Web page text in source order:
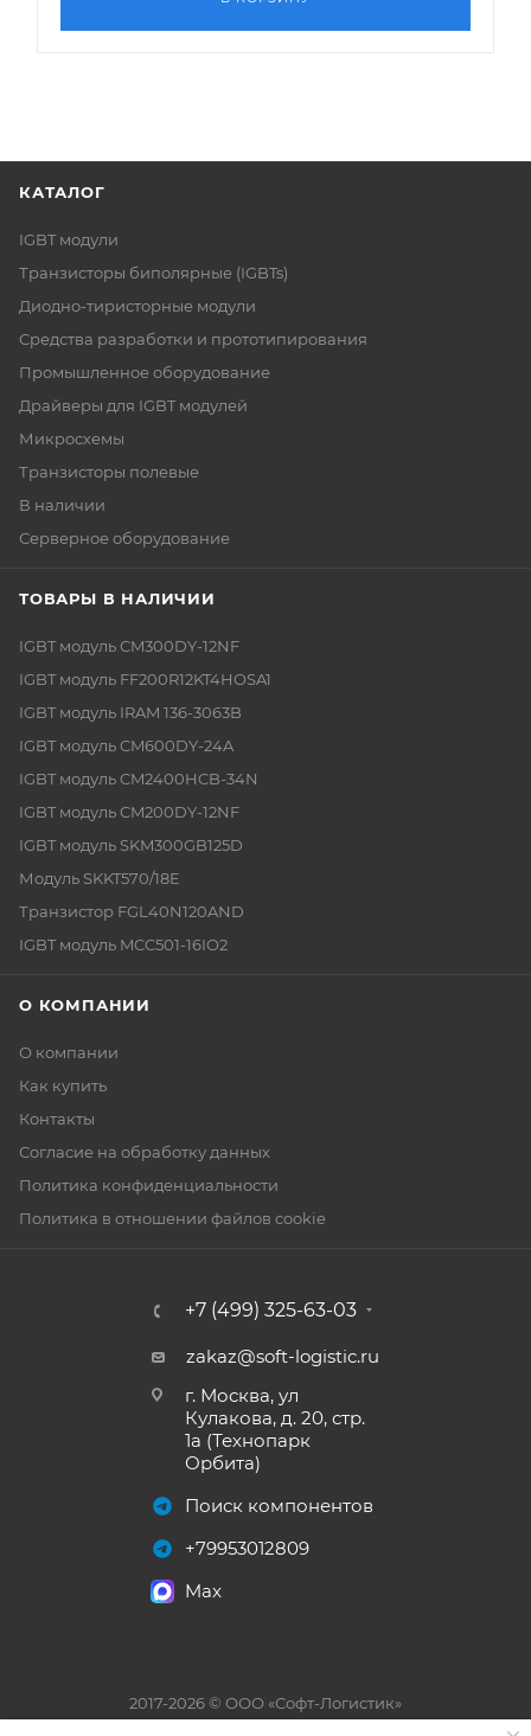
КАТАЛОГ
IGBT модули
Транзисторы биполярные (IGBTs)
Диодно-тиристорные модули
Средства разработки и прототипирования
Промышленное оборудование
Драйверы для IGBT модулей
Микросхемы
Транзисторы полевые
В наличии
Серверное оборудование
ТОВАРЫ В НАЛИЧИИ
IGBT модуль CM300DY-12NF
IGBT модуль FF200R12KT4HOSA1
IGBT модуль IRAM 136-3063B
IGBT модуль CM600DY-24A
IGBT модуль CM2400HCB-34N
IGBT модуль CM200DY-12NF
IGBT модуль SKM300GB125D
Модуль SKKT570/18E
Транзистор FGL40N120AND
IGBT модуль MCC501-16IO2
О КОМПАНИИ
О компании
Как купить
Контакты
Согласие на обработку данных
Политика конфиденциальности
Политика в отношении файлов cookie
+7 (499) 325-63-03
zakaz@soft-logistic.ru
г. Москва, ул
Кулакова, д. 20, стр.
1а (Технопарк
Орбита)
Поиск компонентов
+79953012809
Max
2017-2026 © ООО «Софт-Логистик»